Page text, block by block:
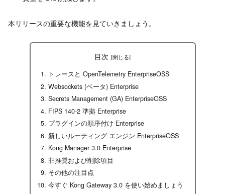
本リリースの重要な機能を見ていきましょう。
目次
トレースと OpenTelemetry EnterpriseOSS
Websockets (ベータ) Enterprise
Secrets Management (GA) EnterpriseOSS
FIPS 140-2 準拠 Enterprise
プラグインの順序付け Enterprise
新しいルーティング エンジン EnterpriseOSS
Kong Manager 3.0 Enterprise
非推奨および削除項目
その他の注目点
今すぐ Kong Gateway 3.0 を使い始めましょう